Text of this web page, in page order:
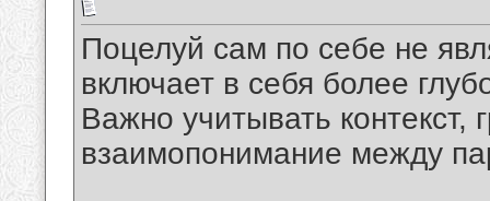
Поцелуй сам по себе не
включает в себя более
Важно учитывать
взаимопонимание между